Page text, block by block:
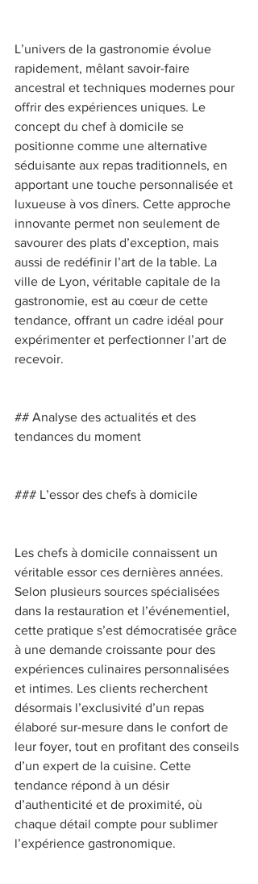
L’univers de la gastronomie évolue
rapidement, mêlant savoir-faire
ancestral et techniques modernes pour
offrir des expériences uniques. Le
concept du chef à domicile se
positionne comme une alternative
séduisante aux repas traditionnels, en
apportant une touche personnalisée et
luxueuse à vos dîners. Cette approche
innovante permet non seulement de
savourer des plats d’exception, mais
aussi de redéfinir l’art de la table. La
ville de Lyon, véritable capitale de la
gastronomie, est au cœur de cette
tendance, offrant un cadre idéal pour
expérimenter et perfectionner l’art de
recevoir.
## Analyse des actualités et des
tendances du moment
### L’essor des chefs à domicile
Les chefs à domicile connaissent un
véritable essor ces dernières années.
Selon plusieurs sources spécialisées
dans la restauration et l’événementiel,
cette pratique s’est démocratisée grâce
à une demande croissante pour des
expériences culinaires personnalisées
et intimes. Les clients recherchent
désormais l’exclusivité d’un repas
élaboré sur-mesure dans le confort de
leur foyer, tout en profitant des conseils
d’un expert de la cuisine. Cette
tendance répond à un désir
d’authenticité et de proximité, où
chaque détail compte pour sublimer
l’expérience gastronomique.